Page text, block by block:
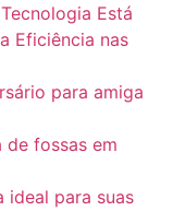
Está
Eficiência nas
para amiga
de fossas em
ideal para suas